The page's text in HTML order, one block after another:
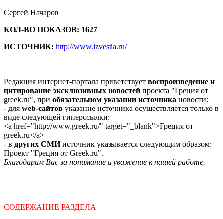
Сергей Начаров
КОЛ-ВО ПОКАЗОВ: 1627
ИСТОЧНИК: http://www.izvestia.ru/
Редакция интернет-портала приветствует воспроизведение и
цитирование эксклюзивных новостей проекта "Греция от
greek.ru", при обязательном указании источника новости:
- для web-сайтов указание источника осуществляется только в
виде следующей гиперссылки:
<a href="http://www.greek.ru/" target="_blank">Греция от
greek.ru</a>
- в других СМИисточник указывается следующим образом:
Проект "Греция от Greek.ru".
Благодарим Вас за понимание и уважение к нашей работе.
СОДЕРЖАНИЕ РАЗДЕЛА